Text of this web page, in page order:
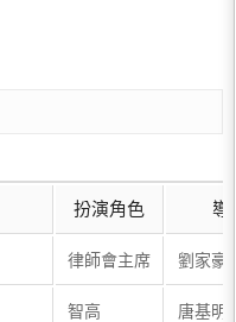
扮演角色 導
律師會主席 劉家豪
智高 唐基明